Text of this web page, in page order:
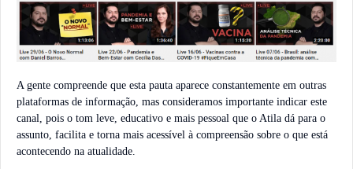
A gente compreende que esta pauta aparece constantemente em outras
plataformas de informação, mas consideramos importante indicar este
canal, pois o tom leve, educativo e mais pessoal que o Atila dá para o
assunto, facilita e torna mais acessível à compreensão sobre o que está
acontecendo na atualidade.